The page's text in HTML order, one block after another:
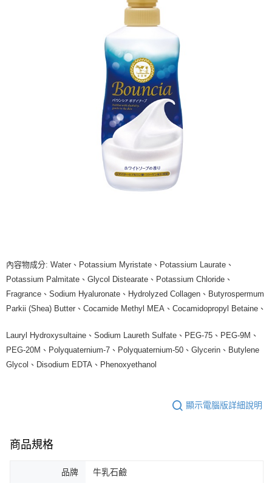
內容物成分: Water、Potassium Myristate、Potassium Laurate、
Potassium Palmitate、Glycol Distearate、Potassium Chloride、
Fragrance、Sodium Hyaluronate、Hydrolyzed Collagen、Butyrospermum
Parkii (Shea) Butter、Cocamide Methyl MEA、Cocamidopropyl Betaine、
Lauryl Hydroxysultaine、Sodium Laureth Sulfate、PEG-75、PEG-9M、
PEG-20M、Polyquaternium-7、Polyquaternium-50、Glycerin、Butylene
Glycol、Disodium EDTA、Phenoxyethanol
顯示電腦版詳細說明
商品規格
品牌 牛乳石鹼